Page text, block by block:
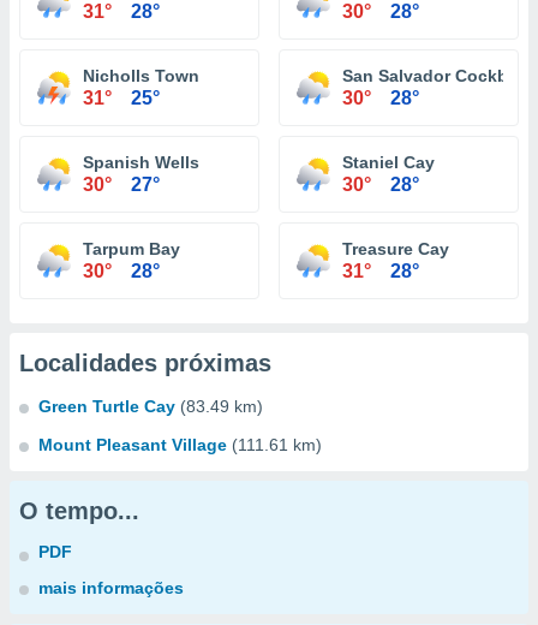
31° 28° 30° 28°
Nicholls Town
31° 25°
San Salvador
30° 28°
Spanish Wells
30° 27°
Staniel Cay
30° 28°
Tarpum Bay
30° 28°
Treasure Cay
31° 28°
Localidades próximas
Green Turtle Cay (83.49 km)
Mount Pleasant Village (111.61 km)
O tempo...
PDF
mais informações